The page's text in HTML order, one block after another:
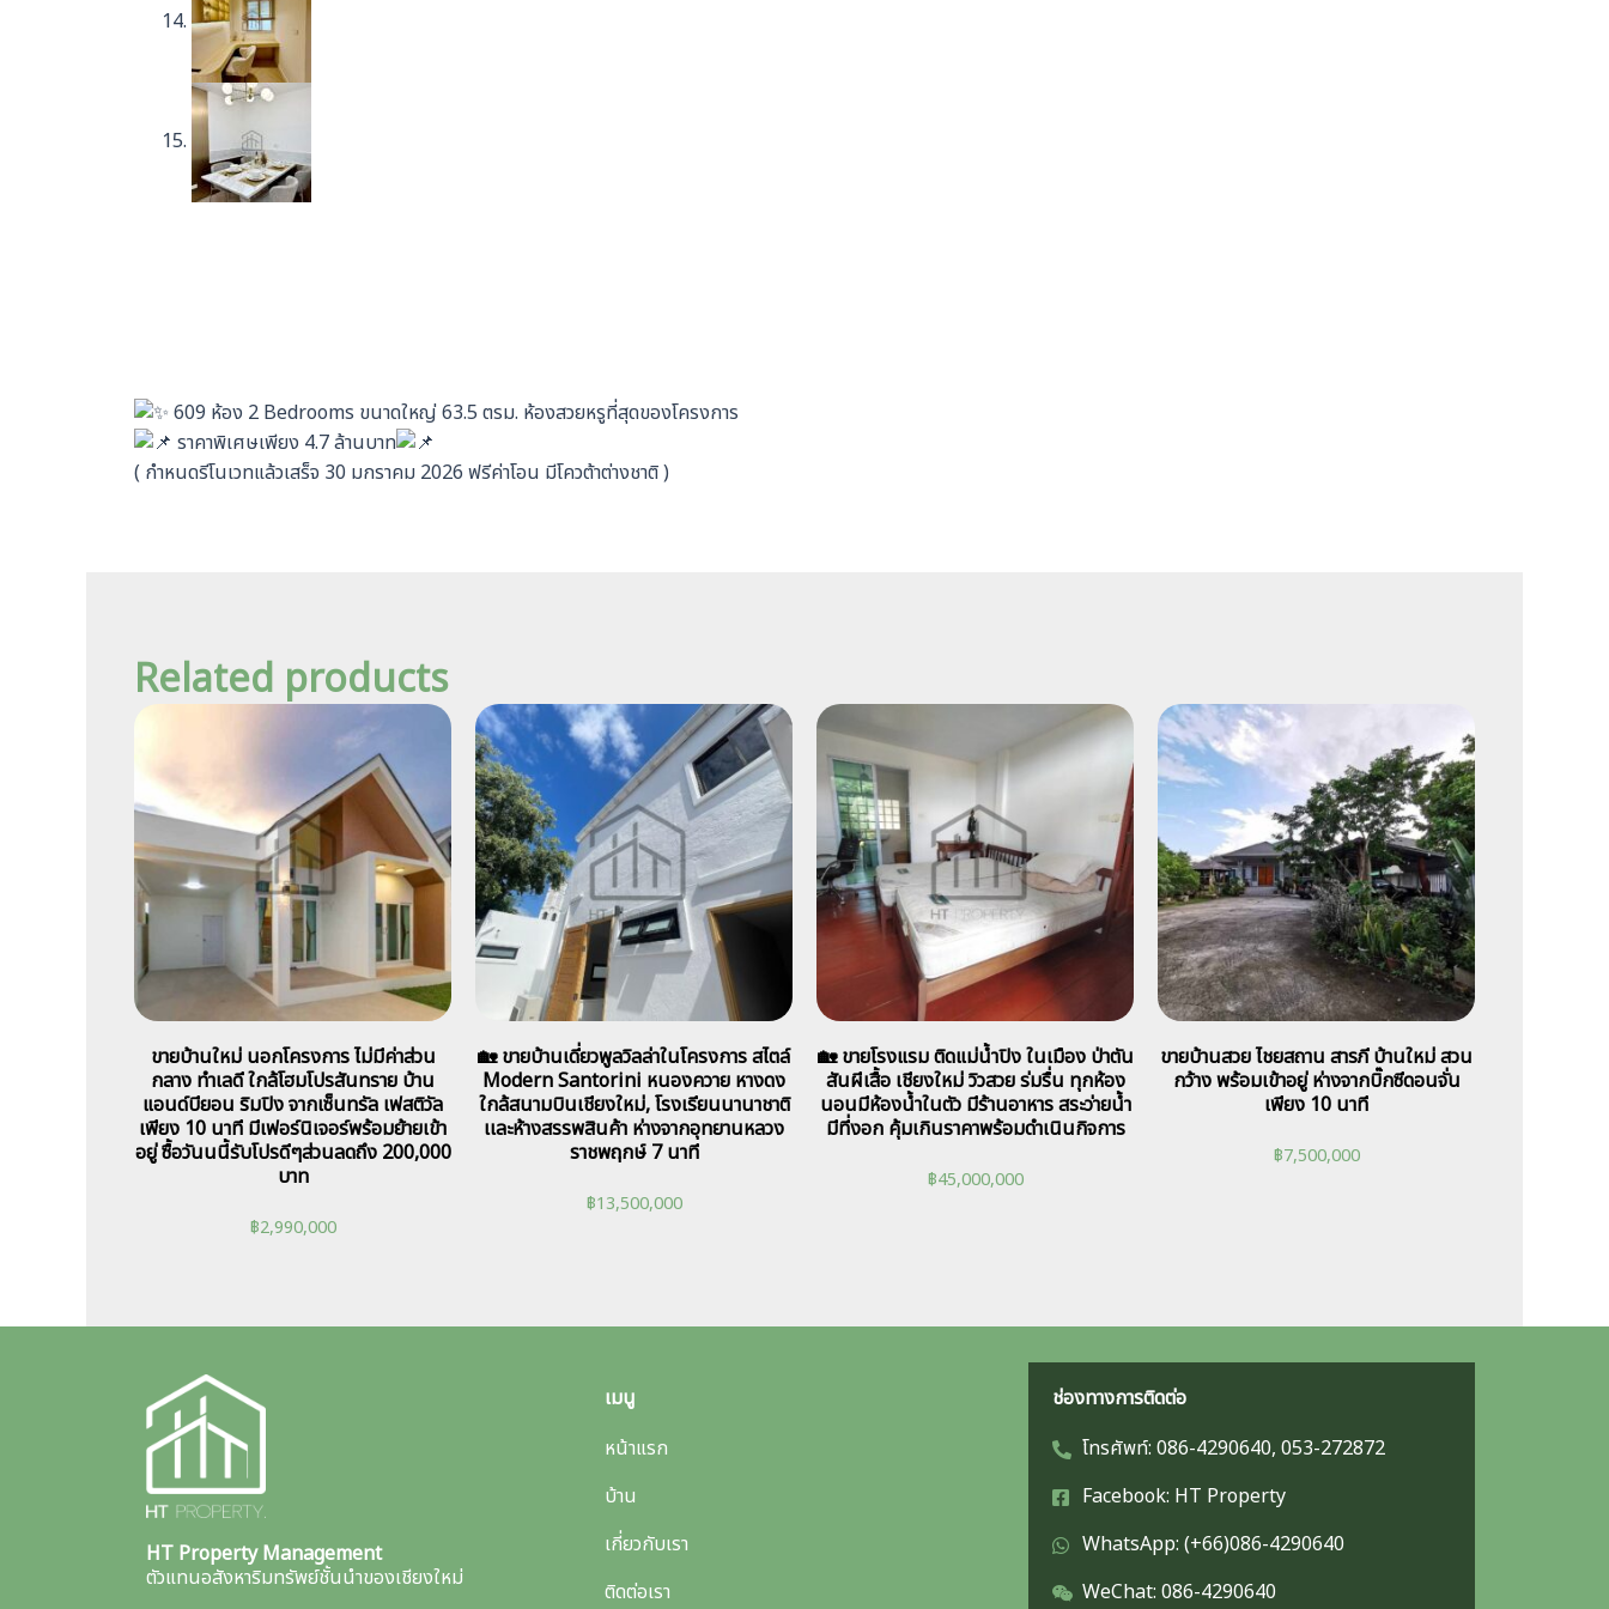
609 ห้อง 2 Bedrooms ขนาดใหญ่ 63.5 ตรม. ห้องสวยหรูที่สุดของโครงการ
ราคาพิเศษเพียง 4.7 ล้านบาท
( กำหนดรีโนเวทแล้วเสร็จ 30 มกราคม 2026 ฟรีค่าโอน มีโควต้าต่างชาติ )
Related products
ขายบ้านใหม่ นอกโครงการ ไม่มีค่าส่วน
กลาง ทำเลดี ใกล้โฮมโปรสันทราย บ้าน
แอนด์บียอน ริมปิง จากเซ็นทรัล เฟสติวัล
เพียง 10 นาที มีเฟอร์นิเจอร์พร้อมย้ายเข้า
อยู่ ซื้อวันนนี้รับโปรดีๆส่วนลดถึง 200,000
บาท
฿2,990,000
🏡 ขายบ้านเดี่ยวพูลวิลล่าในโครงการ สไตล์
Modern Santorini หนองควาย หางดง
ใกล้สนามบินเชียงใหม่, โรงเรียนนานาชาติ
เเละห้างสรรพสินค้า ห่างจากอุทยานหลวง
ราชพฤกษ์ 7 นาที
฿13,500,000
🏡 ขายโรงแรม ติดแม่น้ำปิง ในเมือง ป่าตัน
สันผีเสื้อ เชียงใหม่ วิวสวย ร่มรื่น ทุกห้อง
นอนมีห้องน้ำในตัว มีร้านอาหาร สระว่ายน้ำ
มีที่งอก คุ้มเกินราคาพร้อมดำเนินกิจการ
฿45,000,000
ขายบ้านสวย ไชยสถาน สารภี บ้านใหม่ สวน
กว้าง พร้อมเข้าอยู่ ห่างจากบิ๊กซีดอนจั่น
เพียง 10 นาที
฿7,500,000
HT Property Management
ตัวแทนอสังหาริมทรัพย์ชั้นนำของเชียงใหม่
เมนู
หน้าแรก
บ้าน
เกี่ยวกับเรา
ติดต่อเรา
ช่องทางการติดต่อ
โทรศัพท์: 086-4290640, 053-272872
Facebook: HT Property
WhatsApp: (+66)086-4290640
WeChat: 086-4290640